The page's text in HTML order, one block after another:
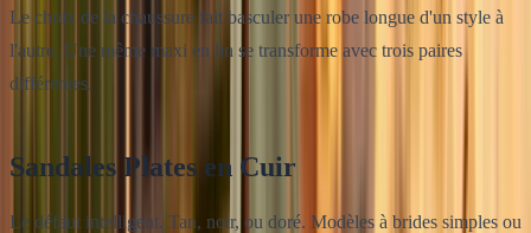
Le choix de la chaussure fait basculer une robe longue d'un style à
l'autre. Une même maxi en lin se transforme avec trois paires
différentes.
Sandales Plates en Cuir
Le défaut intelligent. Tan, noir, ou doré. Modèles à brides simples ou